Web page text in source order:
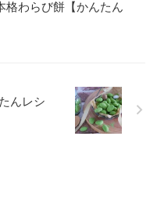
きび砂糖は別のボウルに入れ、
格わらび餅【かんたん
んレシ